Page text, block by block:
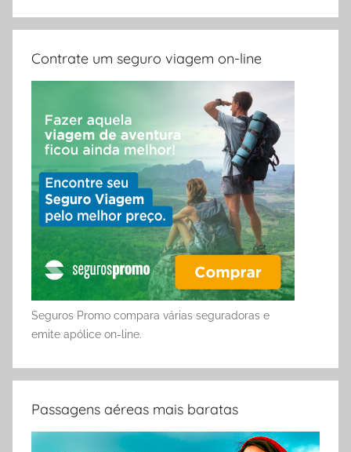
Contrate um seguro viagem on-line
Seguros Promo compara várias seguradoras e
emite apólice on-line.
Passagens aéreas mais baratas